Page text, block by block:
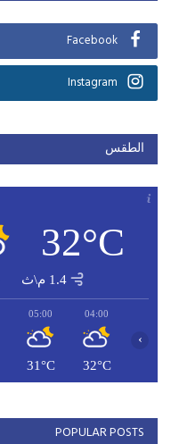
Facebook
Instagram
الطقس
32°C
1.4 م\ث
04:00
32°C
05:00
31°C
›
POPULAR POSTS